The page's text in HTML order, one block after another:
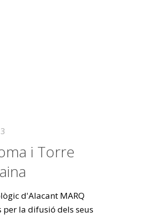
i Torre
d'Alacant MARQ
per la difusió dels seus